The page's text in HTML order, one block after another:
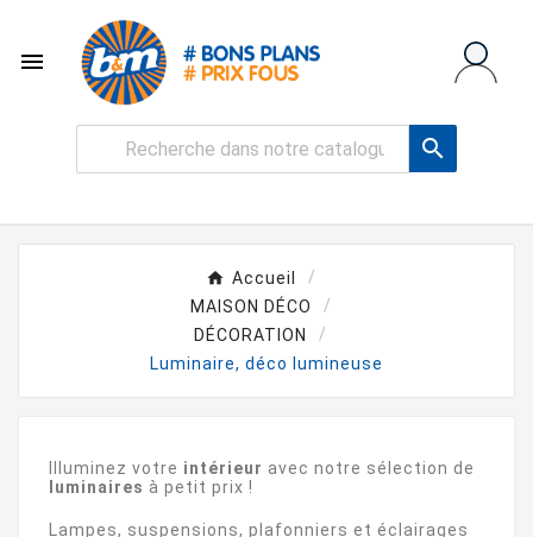


Accueil
MAISON DÉCO
DÉCORATION
Luminaire, déco lumineuse
Illuminez votre intérieur avec notre sélection de
luminaires à petit prix !
Lampes, suspensions, plafonniers et éclairages